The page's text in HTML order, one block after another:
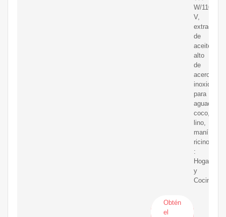
W/110
V,
extractor
de
aceite
alto
de
acero
inoxidable
para
aguacate,
coco,
lino,
maní,
ricino,
:
Hogar
y
Cocina
Obtén
el